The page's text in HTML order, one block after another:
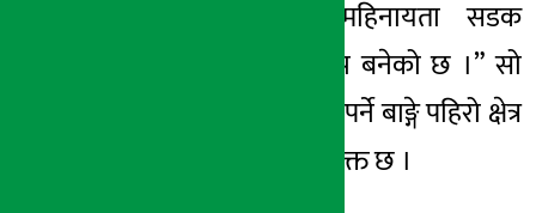
“पछिल्लो आठ महिनायता सडक
निर्माणको काम ठप्प बनेको छ ।” सो
ठेकेदारको जिम्मामा पर्ने बाङ्गे पहिरो क्षेत्र
पहिरोग्रस्त र जोखियुक्त छ ।